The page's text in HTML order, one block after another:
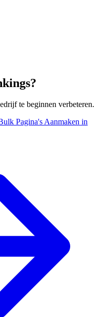
te beginnen verbeteren.
Pagina's Aanmaken in